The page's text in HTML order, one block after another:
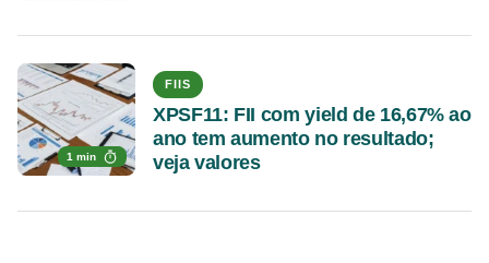
1 min
FIIS
XPSF11: FII com yield de 16,67% ao
ano tem aumento no resultado;
veja valores